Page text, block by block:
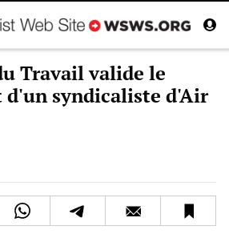
Travail valide le
syndicaliste d'Air